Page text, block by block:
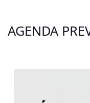
AGENDA